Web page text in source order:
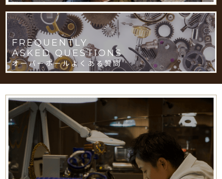
FREQUENTLY
ASKED QUESTIONS
オーバーホールよくある質問